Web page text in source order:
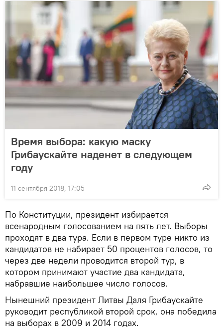
Время выбора: какую маску
Грибаускайте наденет в следующем
году
11 сентября 2018, 17:05
По Конституции, президент избирается
всенародным голосованием на пять лет. Выборы
проходят в два тура. Если в первом туре никто из
кандидатов не набирает 50 процентов голосов, то
через две недели проводится второй тур, в
котором принимают участие два кандидата,
набравшие наибольшее число голосов.
Нынешний президент Литвы Даля Грибаускайте
руководит республикой второй срок, она победила
на выборах в 2009 и 2014 годах.